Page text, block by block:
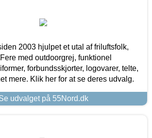
2003 hjulpet et utal af friluftsfolk,
med outdoorgrej, funktionel
forbundsskjorter, logovarer, telte,
mere. Klik her for at se deres udvalg.
udvalget på 55Nord.dk